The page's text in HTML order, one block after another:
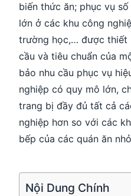
biến thức ăn; phục vụ
lớn ở các khu công
trường học,… được thiết
cầu và tiêu chuẩn của
bảo nhu cầu phục vụ
nghiệp có quy mô lớn,
trang bị đầy đủ tất cả
nghiệp hơn so với các
bếp của các quán ăn
Nội Dung Chính